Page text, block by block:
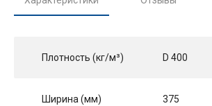
Плотность (кг/м³) D 400
Ширина (мм) 375